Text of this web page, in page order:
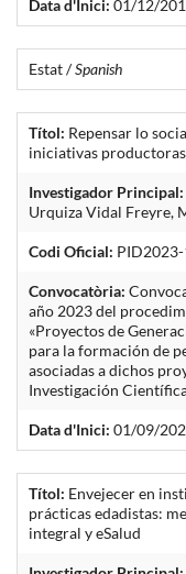
Data d'Inici: 01/12/
Estat /Spanish
Títol: Repensar lo
iniciativas
Investigador Principal:
Urquiza Vidal Freyre,
Codi Oficial:
Convocatòria:
año 2023 del
«Proyectos de
para la formación de
asociadas a dichos
Investigación
Data d'Inici: 01/09/
Títol: Envejecer en
prácticas edadistas:
integral y eSalud